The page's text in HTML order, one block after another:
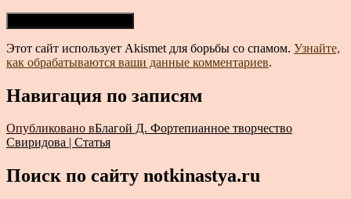
Этот сайт использует Akismet для борьбы со спамом. Узнайте,
как обрабатываются ваши данные комментариев.
Навигация по записям
Опубликовано вБлагой Д. Фортепианное творчество
Свиридова | Статья
Поиск по сайту notkinastya.ru